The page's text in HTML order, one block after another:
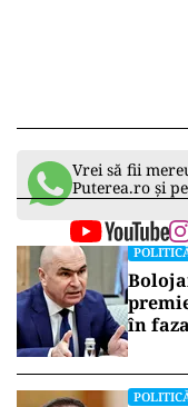
Vrei să fii
Puterea.ro și
în